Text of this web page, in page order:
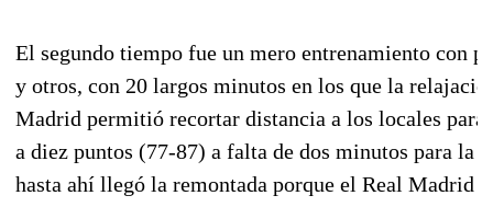
El segundo tiempo fue un mero entrenamiento con
y otros, con 20 largos minutos en los que la
Madrid permitió recortar distancia a los locales para
a diez puntos (77-87) a falta de dos minutos para la
hasta ahí llegó la remontada porque el Real Madrid